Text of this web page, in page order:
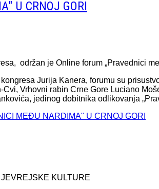
U CRNOJ GORI
održan je Online forum „Pravednici
Jurija Kanera, forumu su
Vrhovni rabin Crne Gore Luciano
jedinog dobitnika odlikovanja
MEĐU NARDIMA" U CRNOJ GORI
KULTURE